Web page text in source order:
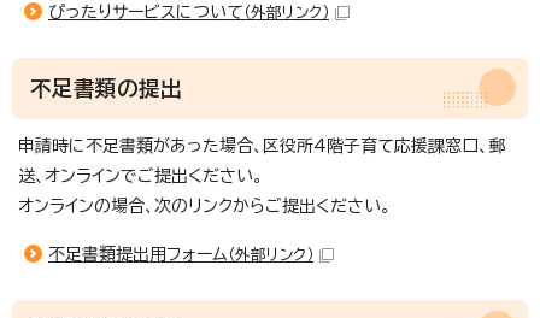
ぴったりサービスについて （外部リンク）
不足書類の提出
申請時に不足書類があった場合、区役所4階子育て応援課窓口、郵
送、オンラインでご提出ください。
オンラインの場合、次のリンクからご提出ください。
不足書類提出用フォーム （外部リンク）